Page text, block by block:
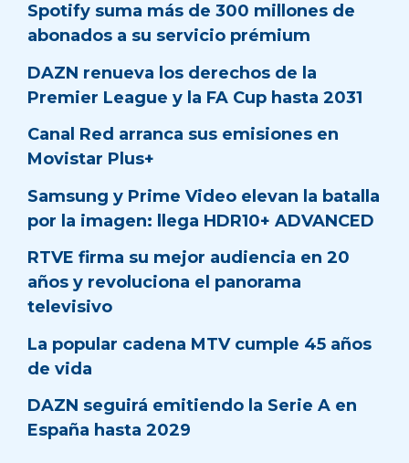
Spotify suma más de 300 millones de
abonados a su servicio prémium
DAZN renueva los derechos de la
Premier League y la FA Cup hasta 2031
Canal Red arranca sus emisiones en
Movistar Plus+
Samsung y Prime Video elevan la batalla
por la imagen: llega HDR10+ ADVANCED
RTVE firma su mejor audiencia en 20
años y revoluciona el panorama
televisivo
La popular cadena MTV cumple 45 años
de vida
DAZN seguirá emitiendo la Serie A en
España hasta 2029